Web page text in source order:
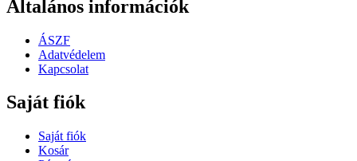
Általános információk
ÁSZF
Adatvédelem
Kapcsolat
Saját fiók
Saját fiók
Kosár